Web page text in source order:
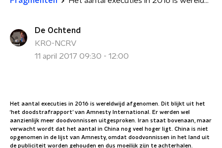
De Ochtend
KRO-NCRV
11 april 2017 09:30 - 12:00
Het aantal executies in 2016 is wereldwijd afgenomen. Dit blijkt uit het
‘het doodstrafrapport’ van Amnesty International. Er werden wel
aanzienlijk meer doodvonnissen uitgesproken. Iran staat bovenaan, maar
verwacht wordt dat het aantal in China nog veel hoger ligt. China is niet
opgenomen in de lijst van Amnesty, omdat doodvonnissen in het land uit
de publiciteit worden gehouden en dus moeilijk zijn te achterhalen.